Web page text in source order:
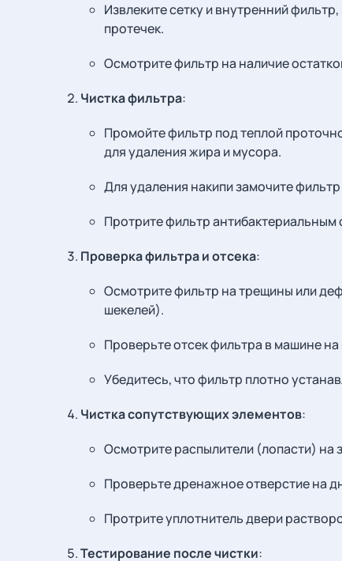
Извлеките сетку и внутренний
протечек.
Осмотрите фильтр на наличие
Чистка фильтра:
Промойте фильтр под теплой
для удаления жира и мусора.
Для удаления накипи замочите
Протрите фильтр
Проверка фильтра и отсека:
Осмотрите фильтр на трещины или
шекелей).
Проверьте отсек фильтра в машине
Убедитесь, что фильтр плотно
Чистка сопутствующих элементов:
Осмотрите распылители (лопасти) на
Проверьте дренажное отверстие на
Протрите уплотнитель двери
Тестирование после чистки: